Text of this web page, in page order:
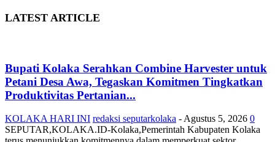
LATEST ARTICLE
Bupati Kolaka Serahkan Combine Harvester untuk
Petani Desa Awa, Tegaskan Komitmen Tingkatkan
Produktivitas Pertanian...
KOLAKA HARI INI redaksi seputarkolaka - Agustus 5, 2026 0
SEPUTAR,KOLAKA.ID-Kolaka,Pemerintah Kabupaten Kolaka